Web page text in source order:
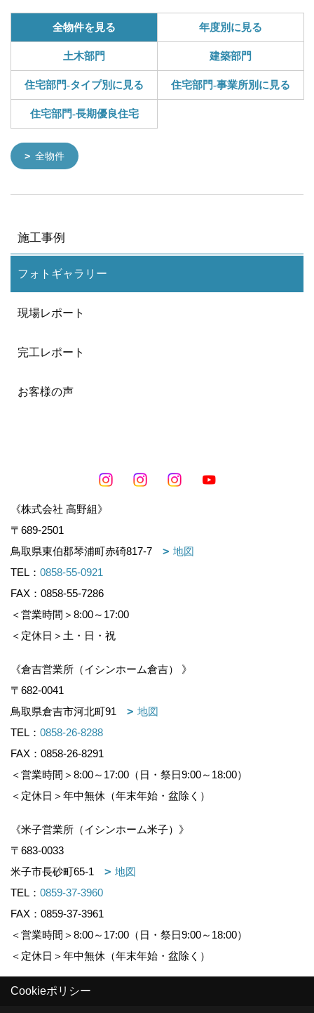
全物件を見る 年度別に見る
土木部門 建築部門
住宅部門-タイプ別に見る 住宅部門-事業所別に見る
住宅部門-長期優良住宅
全物件
施工事例
フォトギャラリー
現場レポート
完工レポート
お客様の声
《株式会社 高野組》
〒689-2501
鳥取県東伯郡琴浦町赤碕817-7
地図
TEL： 0858-55-0921
FAX：0858-55-7286
＜営業時間＞8:00～17:00
＜定休日＞土・日・祝
《倉吉営業所（イシンホーム倉吉） 》
〒682-0041
鳥取県倉吉市河北町91
地図
TEL： 0858-26-8288
FAX：0858-26-8291
＜営業時間＞8:00～17:00（日・祭日9:00～18:00）
＜定休日＞年中無休（年末年始・盆除く）
《米子営業所（イシンホーム米子）》
〒683-0033
米子市長砂町65-1
地図
TEL： 0859-37-3960
FAX：0859-37-3961
＜営業時間＞8:00～17:00（日・祭日9:00～18:00）
＜定休日＞年中無休（年末年始・盆除く）
Cookieポリシー